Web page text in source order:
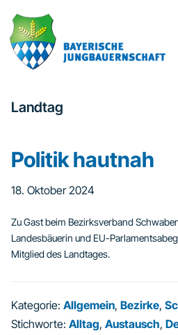
Inhalt
springen
Fußzeile
springen
Landtag
Politik hautnah
18. Oktober 2024
Zu Gast beim Bezirksverband
Landesbäuerin und EU-
Mitglied des Landtages.
Kategorie: Allgemein, Bezirke,
Stichworte: Alltag, Austausch,